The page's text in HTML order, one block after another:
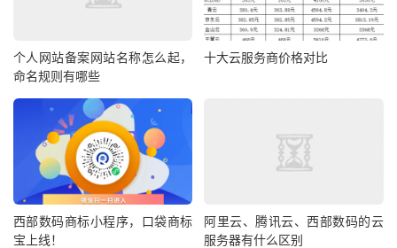
个人网站备案网站名称怎么起，
命名规则有哪些
十大云服务商价格对比
西部数码商标小程序，口袋商标
宝上线！
阿里云、腾讯云、西部数码的云
服务器有什么区别